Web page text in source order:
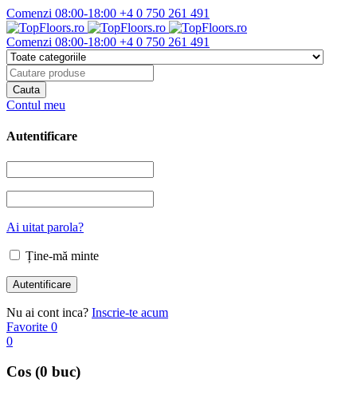
Comenzi 08:00-18:00 +4 0 750 261 491
Comenzi 08:00-18:00 +4 0 750 261 491
Contul meu
Autentificare
Ai uitat parola?
Ține-mă minte
Nu ai cont inca? Inscrie-te acum
Favorite 0
0
Cos (0 buc)